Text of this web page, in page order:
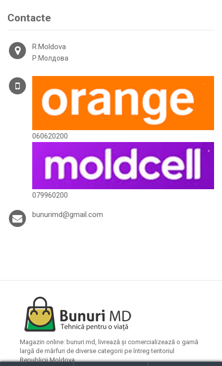
Contacte
R.Moldova
Р.Молдова
060620200
079960200
bunurimd@gmail.com
Magazin online: bunuri.md, livrează și comercializează o gamă
largă de mărfuri de diverse categorii pe întreg teritoriul
Republicii Moldova.